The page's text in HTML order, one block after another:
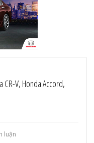
CR-V, Honda Accord,
luận